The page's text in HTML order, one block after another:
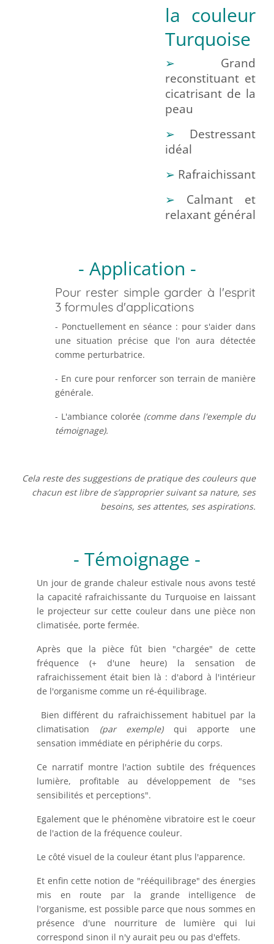
la couleur
Turquoise
➢ Grand
reconstituant et
cicatrisant de la
peau
➢ Destressant
idéal
➢ Rafraichissant
➢ Calmant et
relaxant général
- Application -
Pour rester simple garder à l'esprit
3 formules d'applications
- Ponctuellement en séance : pour s'aider dans
une situation précise que l'on aura détectée
comme perturbatrice.
- En cure pour renforcer son terrain de manière
générale.
- L'ambiance colorée (comme dans l'exemple du
témoignage).
Cela reste des suggestions de pratique des couleurs que
chacun est libre de s’approprier suivant sa nature, ses
besoins, ses attentes, ses aspirations.
- Témoignage -
Un jour de grande chaleur estivale nous avons testé
la capacité rafraichissante du Turquoise en laissant
le projecteur sur cette couleur dans une pièce non
climatisée, porte fermée.
Après que la pièce fût bien "chargée" de cette
fréquence (+ d'une heure) la sensation de
rafraichissement était bien là : d'abord à l'intérieur
de l'organisme comme un ré-équilibrage.
Bien différent du rafraichissement habituel par la
climatisation (par exemple)qui apporte une
sensation immédiate en périphérie du corps.
Ce narratif montre l'action subtile des fréquences
lumière, profitable au développement de "ses
sensibilités et perceptions".
Egalement que le phénomène vibratoire est le coeur
de l'action de la fréquence couleur.
Le côté visuel de la couleur étant plus l'apparence.
Et enfin cette notion de "rééquilibrage" des énergies
mis en route par la grande intelligence de
l'organisme, est possible parce que nous sommes en
présence d'une nourriture de lumière qui lui
correspond sinon il n'y aurait peu ou pas d'effets.